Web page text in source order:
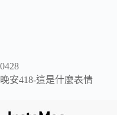
0428
晚安418-這是什麼表情